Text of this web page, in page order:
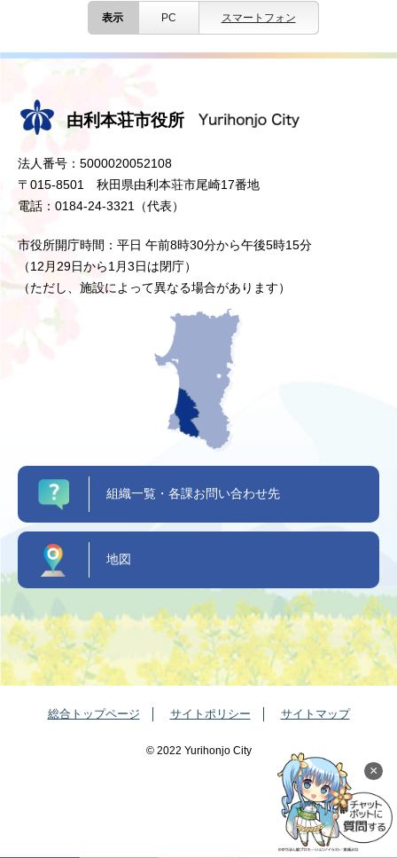
表示 PC スマートフォン
×
由利本荘市役所
法人番号：5000020052108
〒015-8501 秋田県由利本荘市尾崎17番地
電話：0184-24-3321（代表）
市役所開庁時間：平日 午前8時30分から午後5時15分
（12月29日から1月3日は閉庁）
（ただし、施設によって異なる場合があります）
組織一覧・各課お問い合わせ先
地図
総合トップページ サイトポリシー サイトマップ
©️ 2022 Yurihonjo City